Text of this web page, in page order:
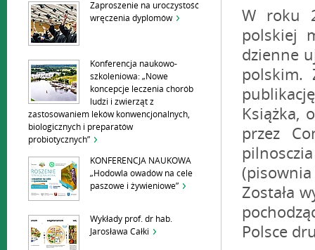
Zaproszenie na uroczystość
wręczenia dyplomów
Konferencja naukowo-
szkoleniowa: „Nowe
koncepcje leczenia chorób
ludzi i zwierząt z
zastosowaniem leków konwencjonalnych,
biologicznych i preparatów
probiotycznych”
KONFERENCJA NAUKOWA
„Hodowla owadów na cele
paszowe i żywieniowe”
Wykłady prof. dr hab.
Jarosława Całki
W roku
polskiej
dzienne
polskim.
Książka,
przez
Została
Polsce